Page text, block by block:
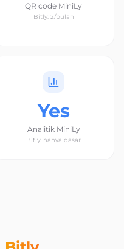
QR code MiniLy
Bitly: 2/bulan
Yes
Analitik MiniLy
Bitly: hanya dasar